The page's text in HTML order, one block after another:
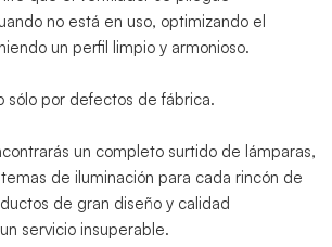
no está en uso, optimizando el
un perfil limpio y armonioso.
sólo por defectos de fábrica.
un completo surtido de lámparas,
de iluminación para cada rincón de
de gran diseño y calidad
servicio insuperable.